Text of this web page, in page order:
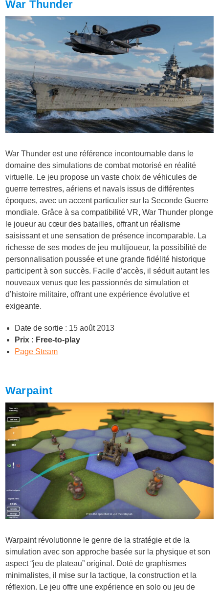
War Thunder
War Thunder est une référence incontournable dans le
domaine des simulations de combat motorisé en réalité
virtuelle. Le jeu propose un vaste choix de véhicules de
guerre terrestres, aériens et navals issus de différentes
époques, avec un accent particulier sur la Seconde Guerre
mondiale. Grâce à sa compatibilité VR, War Thunder plonge
le joueur au cœur des batailles, offrant un réalisme
saisissant et une sensation de présence incomparable. La
richesse de ses modes de jeu multijoueur, la possibilité de
personnalisation poussée et une grande fidélité historique
participent à son succès. Facile d’accès, il séduit autant les
nouveaux venus que les passionnés de simulation et
d’histoire militaire, offrant une expérience évolutive et
exigeante.
Date de sortie : 15 août 2013
Prix : Free-to-play
Page Steam
Warpaint
Warpaint révolutionne le genre de la stratégie et de la
simulation avec son approche basée sur la physique et son
aspect “jeu de plateau” original. Doté de graphismes
minimalistes, il mise sur la tactique, la construction et la
réflexion. Le jeu offre une expérience en solo ou jeu de